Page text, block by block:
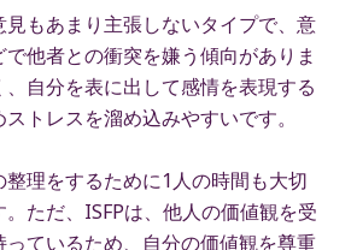
見もあまり主張しないタイプで、意
で他者との衝突を嫌う傾向がありま
自分を表に出して感情を表現する
トレスを溜め込みやすいです。
理をするために1人の時間も大切
ただ、ISFPは、他人の価値観を受
っているため、自分の価値観を尊重